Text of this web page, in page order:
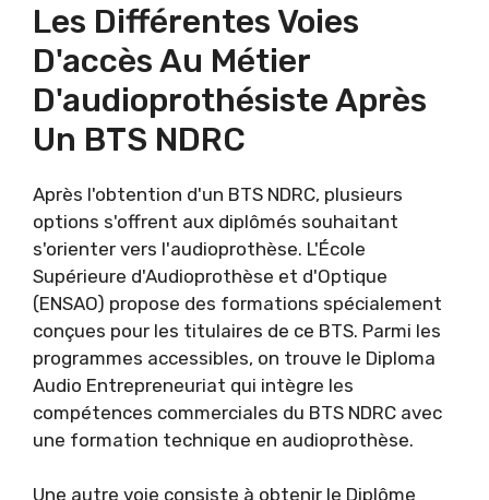
Les Différentes Voies
D'accès Au Métier
D'audioprothésiste Après
Un BTS NDRC
Après l'obtention d'un BTS NDRC, plusieurs
options s'offrent aux diplômés souhaitant
s'orienter vers l'audioprothèse. L'École
Supérieure d'Audioprothèse et d'Optique
(ENSAO) propose des formations spécialement
conçues pour les titulaires de ce BTS. Parmi les
programmes accessibles, on trouve le Diploma
Audio Entrepreneuriat qui intègre les
compétences commerciales du BTS NDRC avec
une formation technique en audioprothèse.
Une autre voie consiste à obtenir le Diplôme